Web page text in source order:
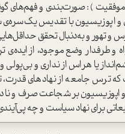
) : صورت‌بندی و فهم‌های
و اپوزیسیون با تقدیس
و تهور و به‌دنبال تحقق
و طرفدار وضع موجود، از
یا هراس از نداری و
که ترس جامعه از نهادهای
بر شجاعت صرف و
برای نهاد سیاست و چه